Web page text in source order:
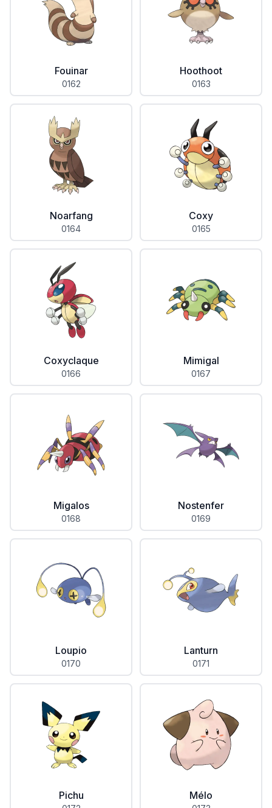
Fouinar
0162
Hoothoot
0163
Noarfang
0164
Coxy
0165
Coxyclaque
0166
Mimigal
0167
Migalos
0168
Nostenfer
0169
Loupio
0170
Lanturn
0171
Pichu Mélo